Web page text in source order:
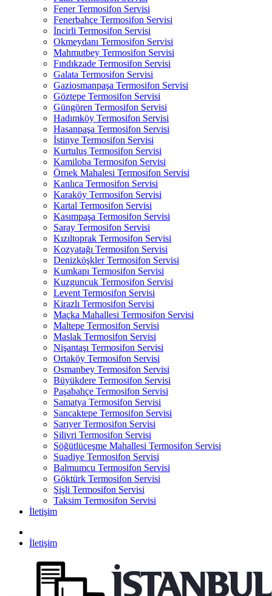
Fener Termosifon Servisi
Fenerbahçe Termosifon Servisi
İncirli Termosifon Servisi
Okmeydanı Termosifon Servisi
Mahmutbey Termosifon Servisi
Fındıkzade Termosifon Servisi
Galata Termosifon Servisi
Gaziosmanpaşa Termosifon Servisi
Göztepe Termosifon Servisi
Güngören Termosifon Servisi
Hadımköy Termosifon Servisi
Hasanpaşa Termosifon Servisi
İstinye Termosifon Servisi
Kurtuluş Termosifon Servisi
Kamiloba Termosifon Servisi
Örnek Mahalesi Termosifon Servisi
Kanlıca Termosifon Servisi
Karaköy Termosifon Servisi
Kartal Termosifon Servisi
Kasımpaşa Termosifon Servisi
Saray Termosifon Servisi
Kızıltoprak Termosifon Servisi
Kozyatağı Termosifon Servisi
Denizköşkler Termosifon Servisi
Kumkapı Termosifon Servisi
Kuzguncuk Termosifon Servisi
Levent Termosifon Servisi
Kirazlı Termosifon Servisi
Maçka Mahallesi Termosifon Servisi
Maltepe Termosifon Servisi
Maslak Termosifon Servisi
Nişantaşı Termosifon Servisi
Ortaköy Termosifon Servisi
Osmanbey Termosifon Servisi
Büyükdere Termosifon Servisi
Paşabahçe Termosifon Servisi
Samatya Termosifon Servisi
Sancaktepe Termosifon Servisi
Sarıyer Termosifon Servisi
Silivri Termosifon Servisi
Söğütlüçeşme Mahallesi Termosifon Servisi
Suadiye Termosifon Servisi
Balmumcu Termosifon Servisi
Göktürk Termosifon Servisi
Şişli Termosifon Servisi
Taksim Termosifon Servisi
İletişim
İletişim